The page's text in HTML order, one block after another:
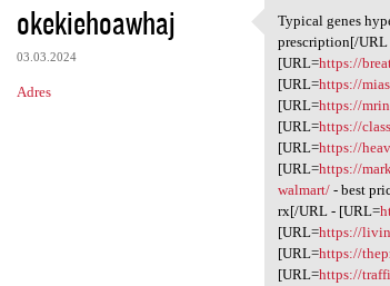
okekiehoawhaj
03.03.2024
Adres
Typical genes
Typical genes
prescription[/
[URL=https://
[URL=https://
[URL=https://
[URL=https://
[URL=https://
[URL=https://
walmart/ - best
rx[/URL - [URL=
[URL=https://
[URL=https://
[URL=https://